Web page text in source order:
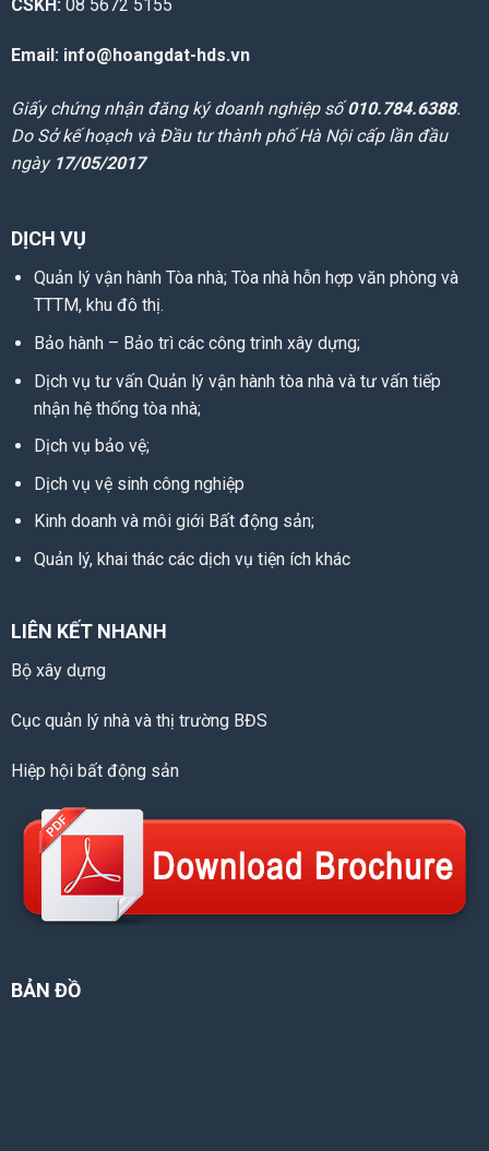
CSKH: 08 5672 5155
Email: info@hoangdat-hds.vn
Giấy chứng nhận đăng ký doanh nghiệp số010.784.6388.
Do Sở kế hoạch và Đầu tư thành phố Hà Nội cấp lần đầu
ngày 17/05/2017
DỊCH VỤ
Quản lý vận hành Tòa nhà; Tòa nhà hỗn hợp văn phòng và
TTTM, khu đô thị.
Bảo hành – Bảo trì các công trình xây dựng;
Dịch vụ tư vấn Quản lý vận hành tòa nhà và tư vấn tiếp
nhận hệ thống tòa nhà;
Dịch vụ bảo vệ;
Dịch vụ vệ sinh công nghiệp
Kinh doanh và môi giới Bất động sản;
Quản lý, khai thác các dịch vụ tiện ích khác
LIÊN KẾT NHANH
Bộ xây dựng
Cục quản lý nhà và thị trường BĐS
Hiệp hội bất động sản
BẢN ĐỒ